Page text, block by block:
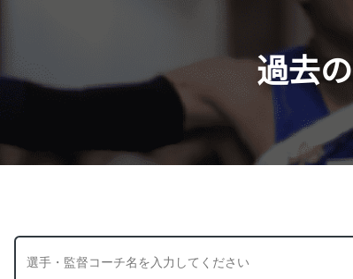
過去